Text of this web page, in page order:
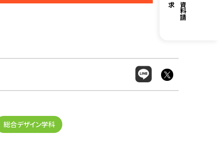
総合デザイン学科
資
料
請
求